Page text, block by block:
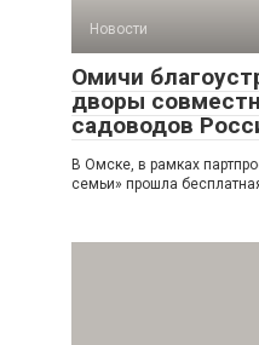
Новости
Омичи
дворы
садоводов
В Омске, в рамках
семьи» прошла